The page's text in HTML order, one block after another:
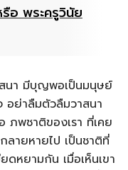
อ พระครูวินัย
สนา มีบุญพอเป็นมนุษย์
อย่าลืมตัวลืมวาสนา
ภพชาติของเรา ที่เคย
ลายหายไป เป็นชาติที่
ดหยามกัน เมื่อเห็นเขา